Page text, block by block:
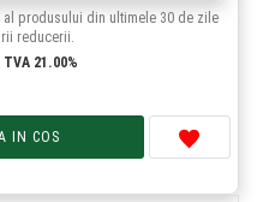
produsului din ultimele 30 de zile
reducerii.
21.00%
IN COS